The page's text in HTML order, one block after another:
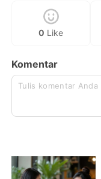
0 Like
Komentar